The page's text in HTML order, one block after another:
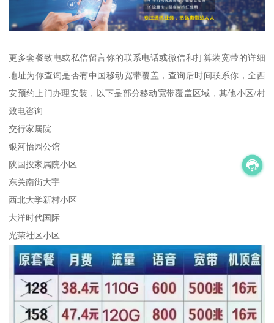
更多套餐致电或私信留言你的联系电话或微信和打算装宽带的详细
地址为你查询是否有中国移动宽带覆盖，查询后时间联系你，全西
安预约上门办理安装，以下是部分移动宽带覆盖区域，其他小区/村
致电咨询
交行家属院
银河怡园公馆
陕国投家属院小区
东关南街大宇
西北大学新村小区
大洋时代国际
光荣社区小区